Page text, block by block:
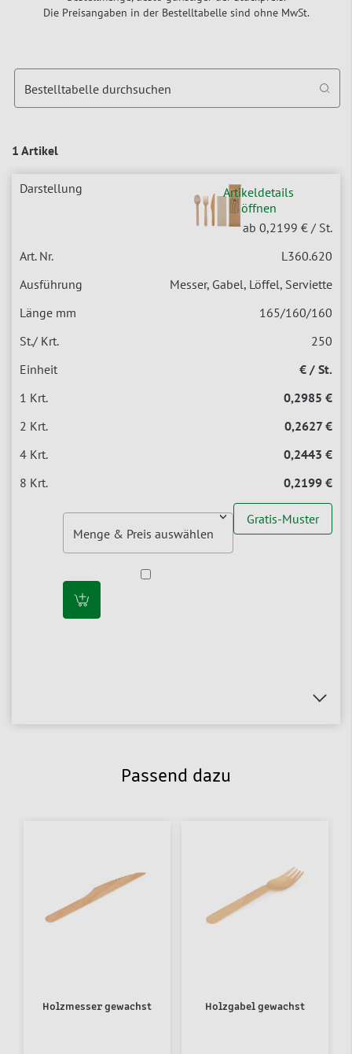
Die Preisangaben in der Bestelltabelle sind ohne MwSt.
1 Artikel
Bestelltabelle durchsuchen
Artikeldetails
öffnen
ab 0,2199 € / St.
L360.620
Messer, Gabel, Löffel, Serviette
165/160/160
250
€ / St.
0,2985 €
0,2627 €
0,2443 €
0,2199 €
Gratis-Muster
Passend dazu
Holzmesser gewachst Holzgabel gewachst